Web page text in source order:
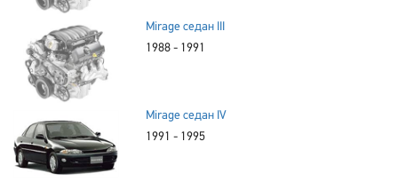
Mirage седан III
1988 - 1991
Mirage седан IV
1991 - 1995